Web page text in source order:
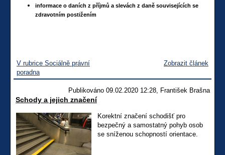
informace o daních z příjmů a slevách z daně souvisejících se
zdravotním postižením
V rubrice Sociálně právní
poradna
Zobrazit článek
Publikováno 09.02.2020 12:28, František Brašna
Schody a jejich značení
Korektní značení schodišť pro
bezpečný a samostatný pohyb osob
se sníženou schopností orientace.